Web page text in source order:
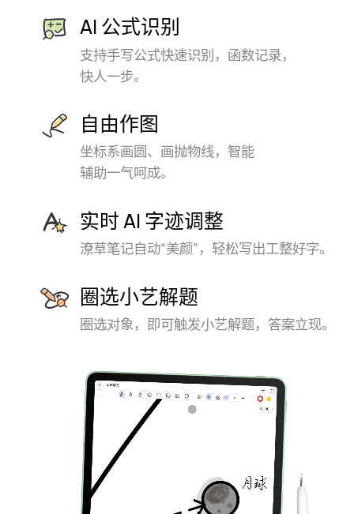
实时 AI 字迹调整
潦草笔记自动“美颜”， 轻松写出工整好⁠字。
AI 公式识别
支持手写公式快速识别， 函数记录，
快人一⁠步。
圈选小艺解题
圈选对象，即可触发小艺解题，答案立⁠现。
自由作图
坐标系画圆、画抛物线，智能
辅助一气呵⁠成。